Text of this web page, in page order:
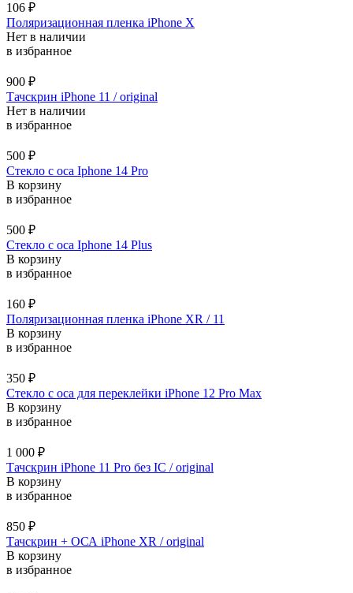
106 ₽
Поляризационная пленка iPhone X
Нет в наличии
в избранное
900 ₽
Тачскрин iPhone 11 / original
Нет в наличии
в избранное
500 ₽
Стекло с оса Iphone 14 Pro
В корзину
в избранное
500 ₽
Стекло с оса Iphone 14 Plus
В корзину
в избранное
160 ₽
Поляризационная пленка iPhone XR / 11
В корзину
в избранное
350 ₽
Стекло с оса для переклейки iPhone 12 Pro Max
В корзину
в избранное
1 000 ₽
Тачскрин iPhone 11 Pro без IC / original
В корзину
в избранное
850 ₽
Тачскрин + ОСА iPhone XR / original
В корзину
в избранное